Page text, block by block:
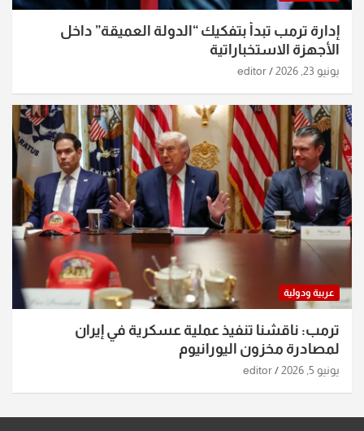
إدارة ترمب تبدأ بتفكيك “الدولة العميقة” داخل
الأجهزة الاستخباراتية
يونيو 23, 2026 editor
عربية ودولية
ترمب: ناقشنا تنفيذ عملية عسكرية في إيران
لمصادرة مخزون اليورانيوم
يونيو 5, 2026 editor